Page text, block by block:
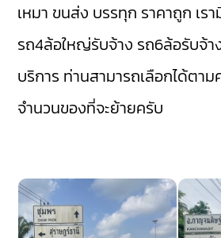
เหมา ขนส่ง บรรทุก ราคาถูก เรา
รถ4ล้อใหญ่รับจ้าง รถ6ล้อรับจ้า
บริการ ท่านสามารถเลือกได้ตาม
จำนวนของที่จะย้ายครับ